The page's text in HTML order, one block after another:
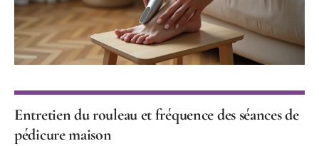
Entretien du rouleau et fréquence des séances de
pédicure maison